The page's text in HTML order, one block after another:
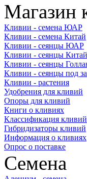
Магазин
Кливии - семена ЮАР
Кливии - семена Китай
Кливии - сеянцы ЮАР
Кливии - сеянцы Китай
Кливии - сеянцы
Кливии - сеянцы под
Кливии - растения
Удобрения для кливий
Опоры для кливий
Книги о кливиях
Классификация кливий
Гибридизаторы кливий
Информация о кливиях
Опрос о поставке
Семена